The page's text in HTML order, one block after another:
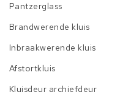
Pantzerglass
Brandwerende kluis
Inbraakwerende kluis
Afstortkluis
Kluisdeur archiefdeur